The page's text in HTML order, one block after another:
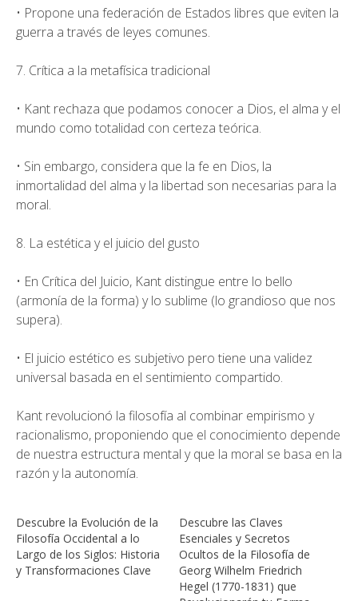
• Propone una federación de Estados libres que eviten la
guerra a través de leyes comunes.
7. Crítica a la metafísica tradicional
• Kant rechaza que podamos conocer a Dios, el alma y el
mundo como totalidad con certeza teórica.
• Sin embargo, considera que la fe en Dios, la
inmortalidad del alma y la libertad son necesarias para la
moral.
8. La estética y el juicio del gusto
• En Crítica del Juicio, Kant distingue entre lo bello
(armonía de la forma) y lo sublime (lo grandioso que nos
supera).
• El juicio estético es subjetivo pero tiene una validez
universal basada en el sentimiento compartido.
Kant revolucionó la filosofía al combinar empirismo y
racionalismo, proponiendo que el conocimiento depende
de nuestra estructura mental y que la moral se basa en la
razón y la autonomía.
Descubre la Evolución de la
Filosofía Occidental a lo
Largo de los Siglos: Historia
y Transformaciones Clave
Descubre las Claves
Esenciales y Secretos
Ocultos de la Filosofía de
Georg Wilhelm Friedrich
Hegel (1770-1831) que